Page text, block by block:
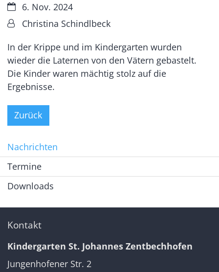
Datum:6. Nov. 2024
Von:Christina Schindlbeck
In der Krippe und im Kindergarten wurden
wieder die Laternen von den Vätern gebastelt.
Die Kinder waren mächtig stolz auf die
Ergebnisse.
Zurück
Nachrichten
Termine
Downloads
Kontakt
Kindergarten St. Johannes Zentbechhofen
Jungenhofener Str. 2